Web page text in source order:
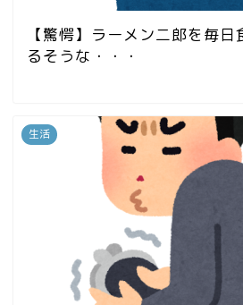
【驚愕】ラーメン二郎を毎
るそうな・・・
生活